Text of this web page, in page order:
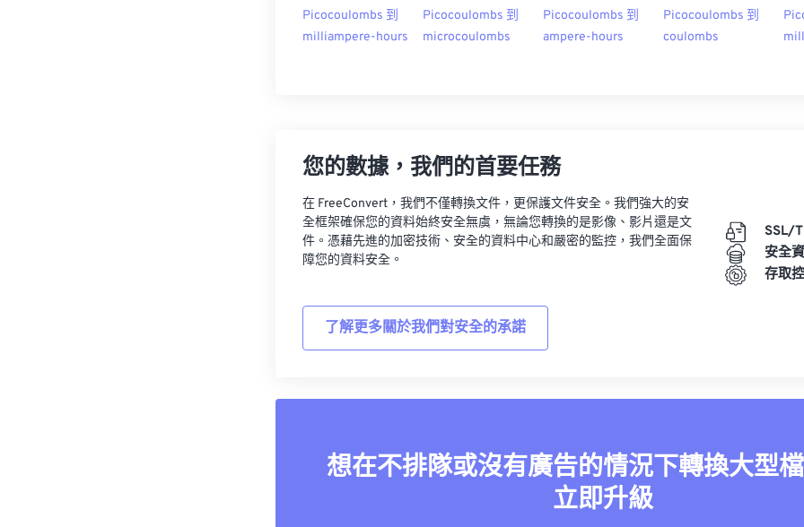
Picocoulombs 到
milliampere-hours
Picocoulombs 到
microcoulombs
Picocoulombs 到
ampere-hours
Picocoulombs 到
coulombs
您的數據，我們的首要任務
在 FreeConvert，我們不僅轉換文件，更保護文件安全。我們強大的安
全框架確保您的資料始終安全無虞，無論您轉換的是影像、影片還是文
件。憑藉先進的加密技術、安全的資料中心和嚴密的監控，我們全面保
障您的資料安全。
了解更多關於我們對安全的承諾
SSL/
安全
存取
想在不排隊或沒有廣告的情況下轉換大型
立即升級